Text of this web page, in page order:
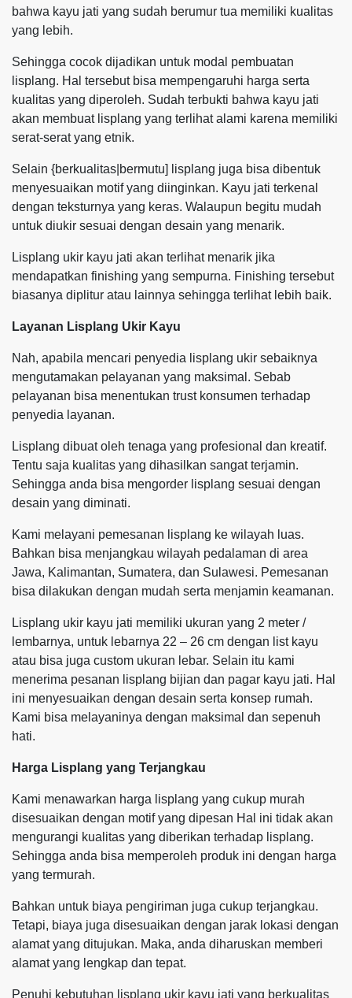
bahwa kayu jati yang sudah berumur tua memiliki kualitas
yang lebih.
Sehingga cocok dijadikan untuk modal pembuatan
lisplang. Hal tersebut bisa mempengaruhi harga serta
kualitas yang diperoleh. Sudah terbukti bahwa kayu jati
akan membuat lisplang yang terlihat alami karena memiliki
serat-serat yang etnik.
Selain {berkualitas|bermutu] lisplang juga bisa dibentuk
menyesuaikan motif yang diinginkan. Kayu jati terkenal
dengan teksturnya yang keras. Walaupun begitu mudah
untuk diukir sesuai dengan desain yang menarik.
Lisplang ukir kayu jati akan terlihat menarik jika
mendapatkan finishing yang sempurna. Finishing tersebut
biasanya diplitur atau lainnya sehingga terlihat lebih baik.
Layanan Lisplang Ukir Kayu
Nah, apabila mencari penyedia lisplang ukir sebaiknya
mengutamakan pelayanan yang maksimal. Sebab
pelayanan bisa menentukan trust konsumen terhadap
penyedia layanan.
Lisplang dibuat oleh tenaga yang profesional dan kreatif.
Tentu saja kualitas yang dihasilkan sangat terjamin.
Sehingga anda bisa mengorder lisplang sesuai dengan
desain yang diminati.
Kami melayani pemesanan lisplang ke wilayah luas.
Bahkan bisa menjangkau wilayah pedalaman di area
Jawa, Kalimantan, Sumatera, dan Sulawesi. Pemesanan
bisa dilakukan dengan mudah serta menjamin keamanan.
Lisplang ukir kayu jati memiliki ukuran yang 2 meter /
lembarnya, untuk lebarnya 22 – 26 cm dengan list kayu
atau bisa juga custom ukuran lebar. Selain itu kami
menerima pesanan lisplang bijian dan pagar kayu jati. Hal
ini menyesuaikan dengan desain serta konsep rumah.
Kami bisa melayaninya dengan maksimal dan sepenuh
hati.
Harga Lisplang yang Terjangkau
Kami menawarkan harga lisplang yang cukup murah
disesuaikan dengan motif yang dipesan Hal ini tidak akan
mengurangi kualitas yang diberikan terhadap lisplang.
Sehingga anda bisa memperoleh produk ini dengan harga
yang termurah.
Bahkan untuk biaya pengiriman juga cukup terjangkau.
Tetapi, biaya juga disesuaikan dengan jarak lokasi dengan
alamat yang ditujukan. Maka, anda diharuskan memberi
alamat yang lengkap dan tepat.
Penuhi kebutuhan lisplang ukir kayu jati yang berkualitas